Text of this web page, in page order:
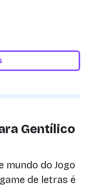
Gentílico
mundo do Jogo
de letras é